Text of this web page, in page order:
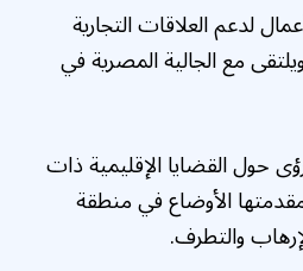
لدعم العلاقات التجارية
مع الجالية المصرية في
حول القضايا الإقليمية ذات
الأوضاع في منطقة
والتطرف.